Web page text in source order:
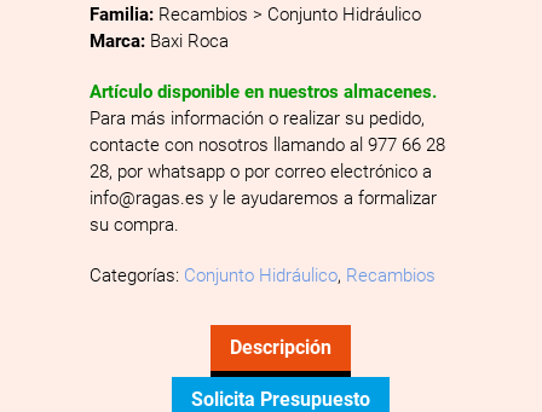
Familia: Recambios > Conjunto Hidráulico
Marca: Baxi Roca
Artículo disponible en nuestros almacenes.
Para más información o realizar su pedido,
contacte con nosotros llamando al 977 66 28
28, por whatsapp o por correo electrónico a
info@ragas.es y le ayudaremos a formalizar
su compra.
Categorías: Conjunto Hidráulico, Recambios
Descripción
Solicita Presupuesto